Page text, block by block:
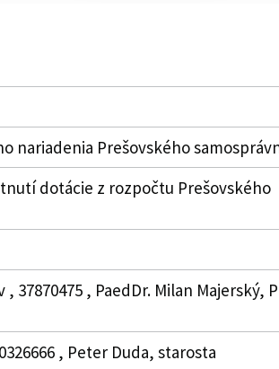
nariadenia Prešovského
dotácie z rozpočtu Prešovského
, PaedDr. Milan Majerský,
, Peter Duda, starosta